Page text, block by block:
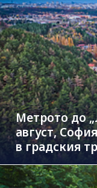
Метрото до
август,
в градския